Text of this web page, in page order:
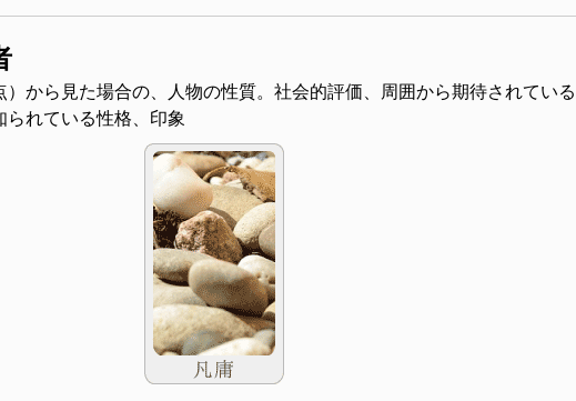
）から見た場合の、人物の性質。社会的評価、周囲から期待されている
られている性格、印象